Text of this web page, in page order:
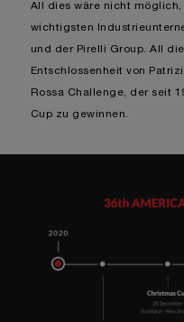
All dies wäre nicht
wichtigsten
und der Pirelli Group. All
Entschlossenheit von
Rossa Challenge, der seit
Cup zu gewinnen.